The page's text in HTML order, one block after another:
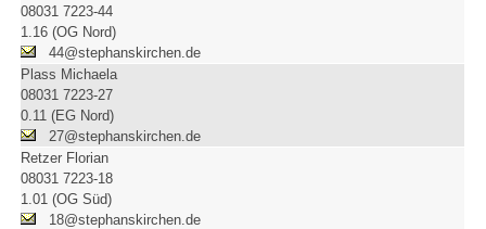
08031 7223-44
1.16 (OG Nord)
44@stephanskirchen.de
Plass Michaela
08031 7223-27
0.11 (EG Nord)
27@stephanskirchen.de
Retzer Florian
08031 7223-18
1.01 (OG Süd)
18@stephanskirchen.de